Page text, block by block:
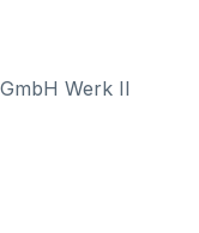
Werk II